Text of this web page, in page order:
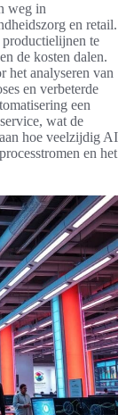
weg in
en retail.
productielijnen te
de kosten dalen.
het analyseren van
en verbeterde
een
wat de
hoe veelzijdig AI
en het